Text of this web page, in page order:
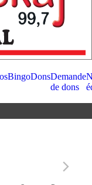
BingoDonsDemande
de dons